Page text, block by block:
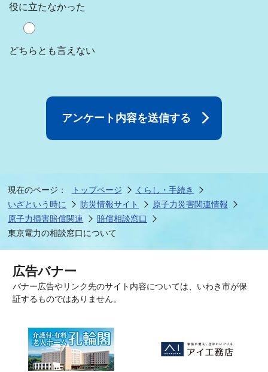
役に立たなかった
どちらとも言えない
現在のページ： トップページ
くらし・手続き
いざという時に
防災情報サイト
原子力災害関連情報
原子力損害賠償関連
賠償相談窓口
東京電力の相談窓口について
広告バナー
バナー広告やリンク先のサイト内容については、いわき市が保
証するものではありません。